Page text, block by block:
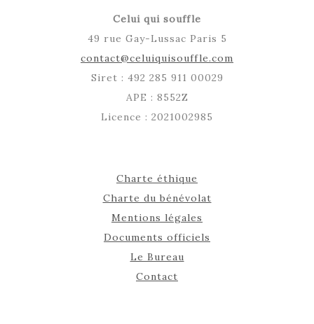
Celui qui souffle
49 rue Gay-Lussac Paris 5
contact@celuiquisouffle.com
Siret : 492 285 911 00029
APE : 8552Z
Licence : 2021002985
Charte éthique
Charte du bénévolat
Mentions légales
Documents officiels
Le Bureau
Contact